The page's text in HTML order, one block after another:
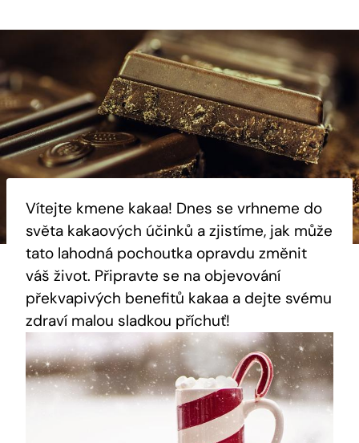
Vítejte⁣ kmene kakaa! Dnes‍ se ​vrhneme do
světa kakaových účinků a zjistíme, jak‌ může
tato lahodná pochoutka opravdu změnit
váš život. Připravte se na objevování
překvapivých benefitů kakaa a dejte svému
zdraví malou sladkou‍ příchuť!